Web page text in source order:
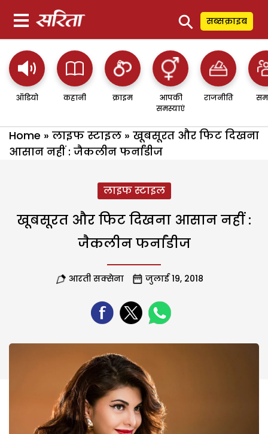
⚲ सब्सक्राइब
ऑडियो कहानी क्राइम
आपकी
समस्याएं
राजनीति
Home » लाइफ स्टाइल » खूबसूरत और फिट दिखना
आसान नहीं : जैकलीन फर्नांडीज
लाइफ स्टाइल
खूबसूरत और फिट दिखना आसान नहीं :
जैकलीन फर्नांडीज
आरती सक्सेना जुलाई 19, 2018